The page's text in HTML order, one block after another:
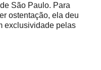
São Paulo. Para
ostentação, ela deu
exclusividade pelas